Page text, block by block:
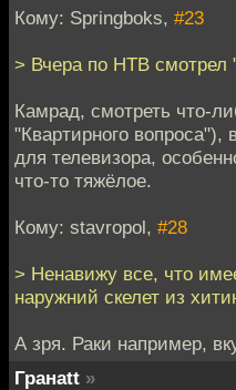
Кому: Springboks, #23
> Вчера по НТВ смотрел
Камрад, смотреть что-
"Квартирного вопроса"),
для телевизора,
что-то тяжёлое.
Кому: stavropol, #28
> Ненавижу все, что
наружний скелет из
А зря. Раки например,
Гранаtt »